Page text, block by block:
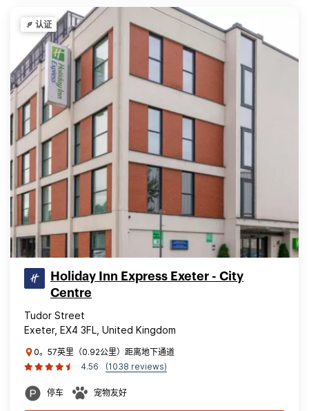
认证
Holiday Inn Express Exeter - City
Centre
Tudor Street
Exeter, EX4 3FL, United Kingdom
0。57英里（0.92公里）距离地下通道
4.56
(1038 reviews)
停车 宠物友好